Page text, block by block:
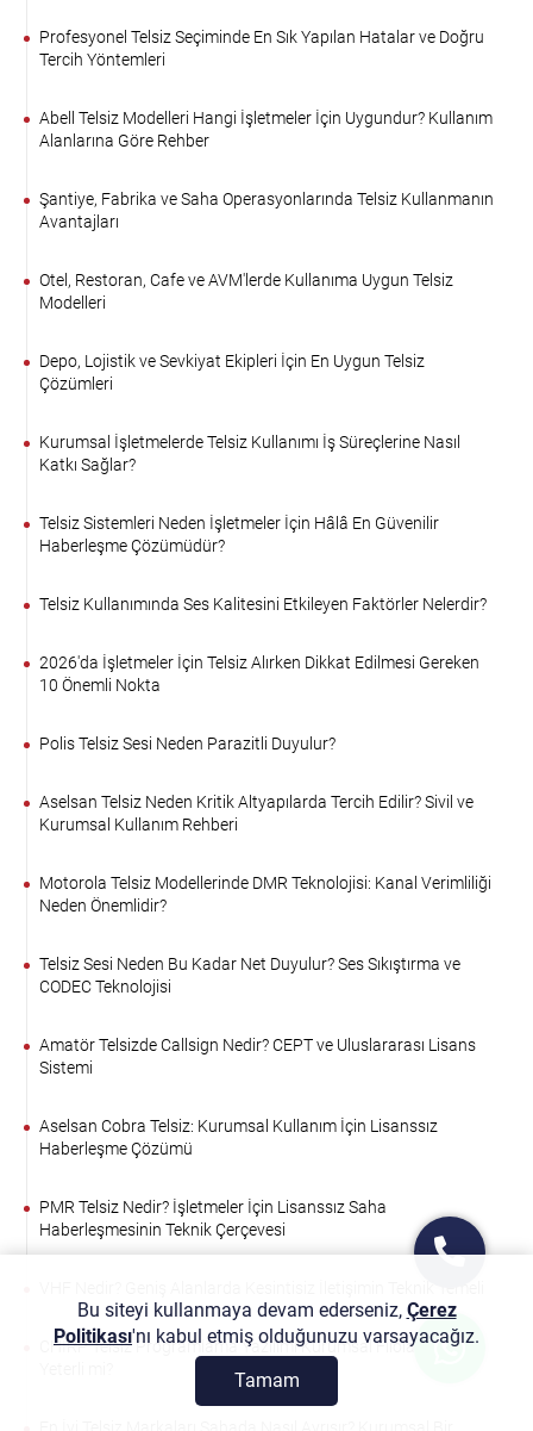
Profesyonel Telsiz Seçiminde En Sık Yapılan Hatalar ve Doğru
Tercih Yöntemleri
Abell Telsiz Modelleri Hangi İşletmeler İçin Uygundur? Kullanım
Alanlarına Göre Rehber
Şantiye, Fabrika ve Saha Operasyonlarında Telsiz Kullanmanın
Avantajları
Otel, Restoran, Cafe ve AVM'lerde Kullanıma Uygun Telsiz
Modelleri
Depo, Lojistik ve Sevkiyat Ekipleri İçin En Uygun Telsiz
Çözümleri
Kurumsal İşletmelerde Telsiz Kullanımı İş Süreçlerine Nasıl
Katkı Sağlar?
Telsiz Sistemleri Neden İşletmeler İçin Hâlâ En Güvenilir
Haberleşme Çözümüdür?
Telsiz Kullanımında Ses Kalitesini Etkileyen Faktörler Nelerdir?
2026'da İşletmeler İçin Telsiz Alırken Dikkat Edilmesi Gereken
10 Önemli Nokta
Polis Telsiz Sesi Neden Parazitli Duyulur?
Aselsan Telsiz Neden Kritik Altyapılarda Tercih Edilir? Sivil ve
Kurumsal Kullanım Rehberi
Motorola Telsiz Modellerinde DMR Teknolojisi: Kanal Verimliliği
Neden Önemlidir?
Telsiz Sesi Neden Bu Kadar Net Duyulur? Ses Sıkıştırma ve
CODEC Teknolojisi
Amatör Telsizde Callsign Nedir? CEPT ve Uluslararası Lisans
Sistemi
Aselsan Cobra Telsiz: Kurumsal Kullanım İçin Lisanssız
Haberleşme Çözümü
PMR Telsiz Nedir? İşletmeler İçin Lisanssız Saha
Haberleşmesinin Teknik Çerçevesi
CHIRP Telsiz Programlama Yazılımı Kurumsal Filolar İçin
Bu siteyi kullanmaya devam ederseniz, Çerez
Politikası'nı kabul etmiş olduğunuzu varsayacağız.
Tamam